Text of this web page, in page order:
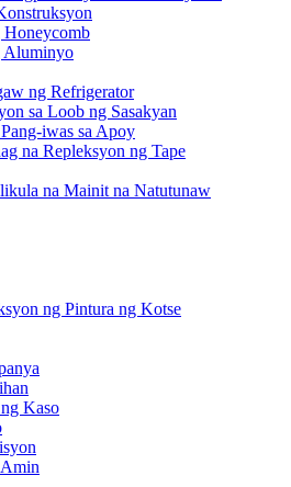
Honeycomb
Aluminyo
ng Refrigerator
sa Loob ng Sasakyan
iwas sa Apoy
na Repleksyon ng Tape
na Mainit na Natutunaw
ng Pintura ng Kotse
Kaso